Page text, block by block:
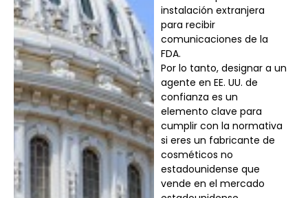
instalación extranjera
para recibir
comunicaciones de la
FDA.
Por lo tanto, designar a un
agente en EE. UU. de
confianza es un
elemento clave para
cumplir con la normativa
si eres un fabricante de
cosméticos no
estadounidense que
vende en el mercado